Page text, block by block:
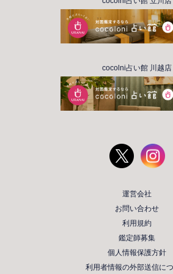
cocolni占い館 川越店
運営会社
お問い合わせ
利用規約
鑑定師募集
個人情報保護方針
利用者情報の外部送信に